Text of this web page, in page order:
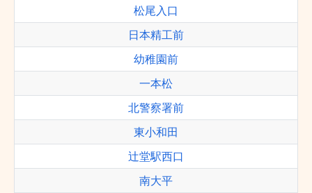
松尾入口
日本精工前
幼稚園前
一本松
北警察署前
東小和田
辻堂駅西口
南大平